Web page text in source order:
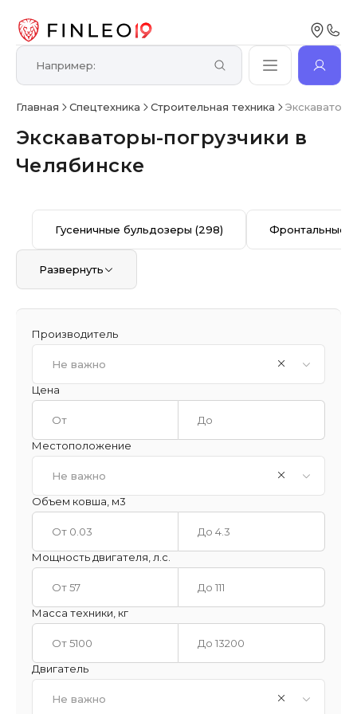
Главная Спецтехника Строительная техника
Экскаваторы-погрузчики в
Челябинске
Гусеничные бульдозеры(298) Фронтальные
Развернуть
Производитель
Не важно
Цена
Местоположение
Не важно
Объем ковша, м3
Мощность двигателя, л.с.
Масса техники, кг
Двигатель
Не важно